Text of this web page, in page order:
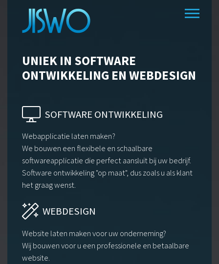
UNIEK IN SOFTWARE
ONTWIKKELING EN WEBDESIGN
SOFTWARE ONTWIKKELING
Webapplicatie laten maken?
We bouwen een flexibele en schaalbare
softwareapplicatie die perfect aansluit bij uw bedrijf.
Software ontwikkeling "op maat", dus zoals u als klant
het graag wenst.
WEBDESIGN
Website laten maken voor uw onderneming?
Wij bouwen voor u een professionele en betaalbare
website.